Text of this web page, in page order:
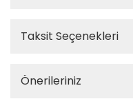
Taksit Seçenekleri
Önerileriniz